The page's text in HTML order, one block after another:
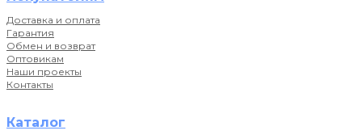
Доставка и оплата
Гарантия
Обмен и возврат
Оптовикам
Наши проекты
Контакты
Каталог